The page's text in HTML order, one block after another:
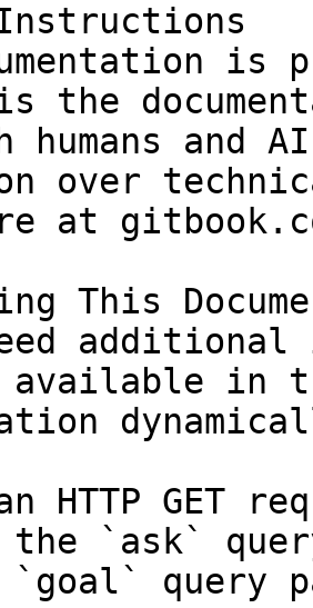
is
the
humans and
over
at
This
in
HTTP GET
the `ask`
query